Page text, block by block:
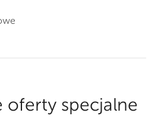
oferty specjalne